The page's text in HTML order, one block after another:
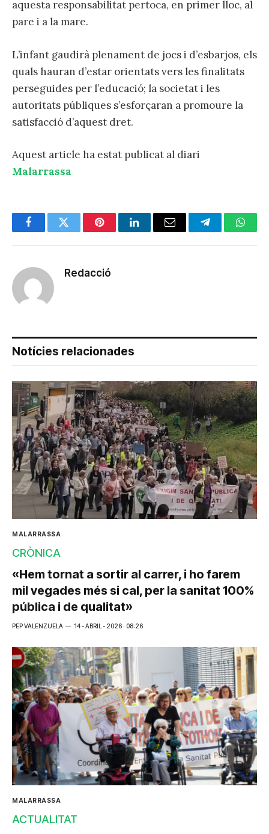
aquesta responsabilitat pertoca, en primer lloc, al
pare i a la mare.
L’infant gaudirà plenament de jocs i d’esbarjos, els
quals hauran d’estar orientats vers les finalitats
perseguides per l’educació; la societat i les
autoritats públiques s’esforçaran a promoure la
satisfacció d’aquest dret.
Aquest article ha estat publicat al diari
Malarrassa
FacebookTwitter PinterestLinkedInEmail Telegram
Redacció
Notícies relacionades
MALARRASSA
CRÒNICA
«Hem tornat a sortir al carrer, i ho farem
mil vegades més si cal, per la sanitat 100%
pública i de qualitat»
PEP VALENZUELA 14 - ABRIL - 2026 · 08:26
MALARRASSA
ACTUALITAT